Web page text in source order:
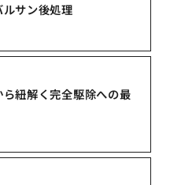
サン後処理
紐解く完全駆除への最